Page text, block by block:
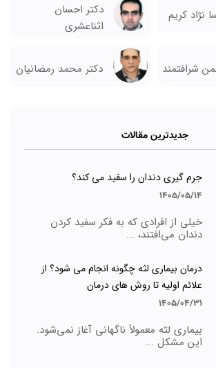
نژاد کریم
دکتر احسان
اثناعشری
شرافتمند دکتر محمد رمضانیان
جدیدترین مقالات
جرم گیری دندان را سفید می کند؟
1405/05/14
خیلی از افرادی که به فکر سفید کردن
دندان می‌افتند، ...
درمان بیماری لثه چگونه انجام می شود؟ از
علائم اولیه تا روش های درمان
1405/04/31
بیماری لثه معمولاً ناگهانی آغاز نمی‌شود.
این مشکل ...